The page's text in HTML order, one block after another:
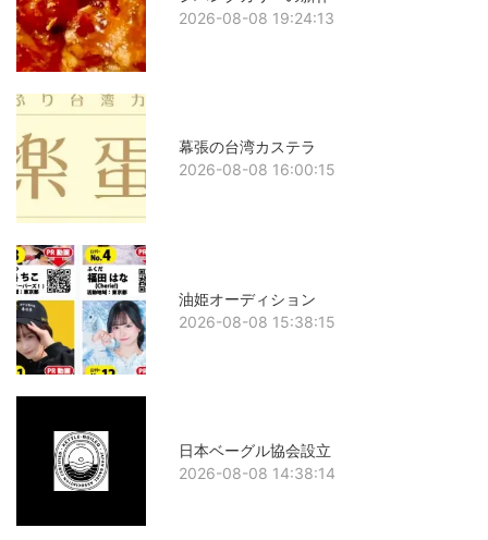
2026-08-08 19:24:13
幕張の台湾カステラ
2026-08-08 16:00:15
油姫オーディション
2026-08-08 15:38:15
日本ベーグル協会設立
2026-08-08 14:38:14